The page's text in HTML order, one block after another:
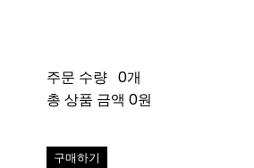
주문 수량 0개
총 상품 금액 0원
구매하기